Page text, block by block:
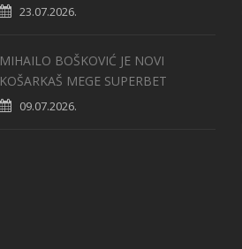
23.07.2026.
MIHAILO BOŠKOVIĆ JE NOVI
KOŠARKAŠ MEGE SUPERBET
09.07.2026.